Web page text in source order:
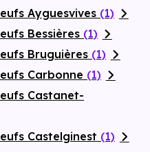
Ayguesvives (1)
Bessières (1)
Bruguières (1)
Carbonne (1)
Castanet-
Castelginest (1)